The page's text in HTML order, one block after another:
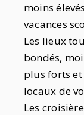
moins
vacances
Les lieux
bondés,
plus forts et
locaux de
Les